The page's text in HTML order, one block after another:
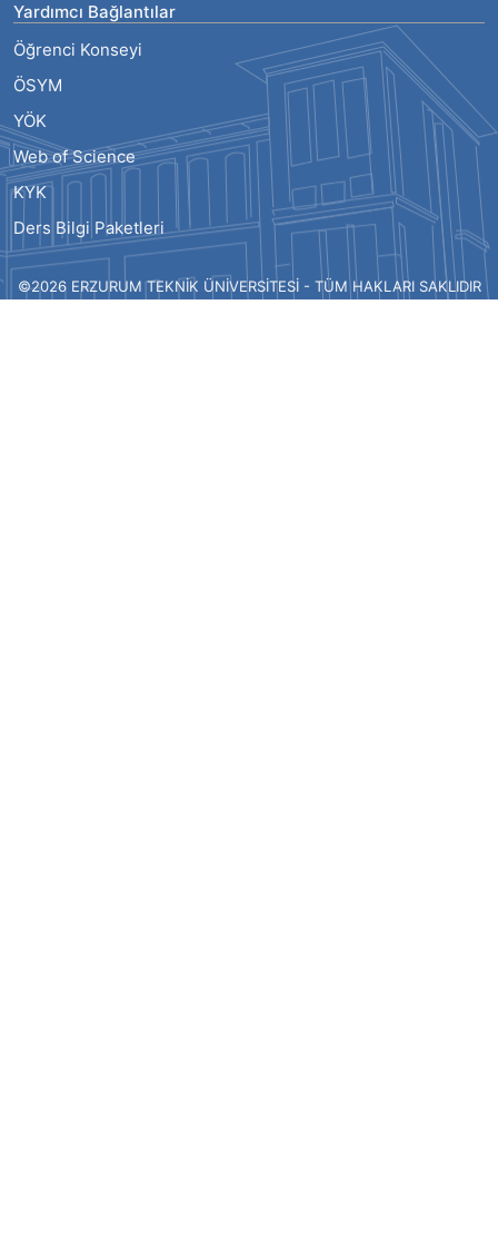
Yardımcı Bağlantılar
Öğrenci Konseyi
ÖSYM
YÖK
Web of Science
KYK
Ders Bilgi Paketleri
©2026 ERZURUM TEKNİK ÜNİVERSİTESİ - TÜM HAKLARI SAKLIDIR